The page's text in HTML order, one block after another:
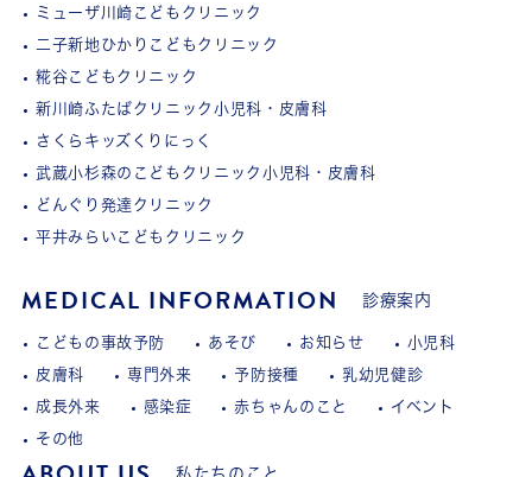
ミューザ川崎こどもクリニック
二子新地ひかりこどもクリニック
糀谷こどもクリニック
新川崎ふたばクリニック小児科・皮膚科
さくらキッズくりにっく
武蔵小杉森のこどもクリニック小児科・皮膚科
どんぐり発達クリニック
平井みらいこどもクリニック
MEDICAL INFORMATION 診療案内
こどもの事故予防 あそび お知らせ 小児科
皮膚科 専門外来 予防接種 乳幼児健診
成長外来 感染症 赤ちゃんのこと イベント
その他